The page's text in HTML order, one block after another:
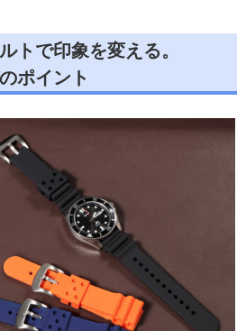
トで印象を変える。
ポイント